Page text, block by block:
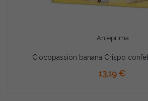
Anteprima
Ciocopassion banana Crispo
13,19 €